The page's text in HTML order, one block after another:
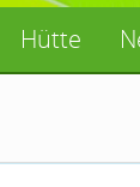
Hütte